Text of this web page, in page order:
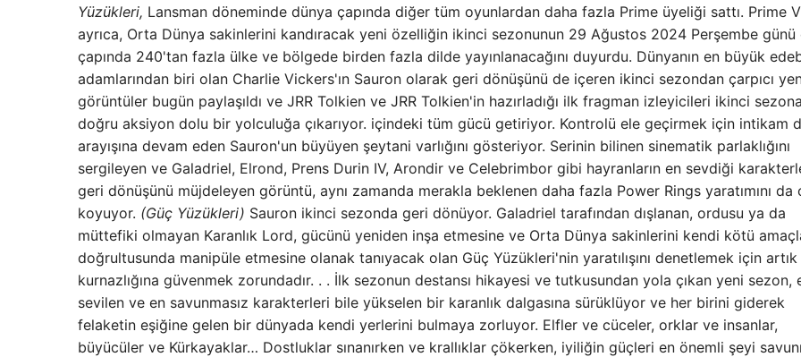
Yüzükleri, Lansman döneminde dünya çapında diğer tüm oyunlardan daha fazla Prime üyeliği sattı. Prime
ayrıca, Orta Dünya sakinlerini kandıracak yeni özelliğin ikinci sezonunun 29 Ağustos 2024 Perşembe günü
çapında 240'tan fazla ülke ve bölgede birden fazla dilde yayınlanacağını duyurdu. Dünyanın en büyük
adamlarından biri olan Charlie Vickers'ın Sauron olarak geri dönüşünü de içeren ikinci sezondan çarpıcı
görüntüler bugün paylaşıldı ve JRR Tolkien ve JRR Tolkien'in hazırladığı ilk fragman izleyicileri ikinci sezona
doğru aksiyon dolu bir yolculuğa çıkarıyor. içindeki tüm gücü getiriyor. Kontrolü ele geçirmek için intikam
arayışına devam eden Sauron'un büyüyen şeytani varlığını gösteriyor. Serinin bilinen sinematik parlaklığını
sergileyen ve Galadriel, Elrond, Prens Durin IV, Arondir ve Celebrimbor gibi hayranların en sevdiği
geri dönüşünü müjdeleyen görüntü, aynı zamanda merakla beklenen daha fazla Power Rings yaratımını da
koyuyor. (Güç Yüzükleri) Sauron ikinci sezonda geri dönüyor. Galadriel tarafından dışlanan, ordusu ya da
müttefiki olmayan Karanlık Lord, gücünü yeniden inşa etmesine ve Orta Dünya sakinlerini kendi kötü
doğrultusunda manipüle etmesine olanak tanıyacak olan Güç Yüzükleri'nin yaratılışını denetlemek için
kurnazlığına güvenmek zorundadır. . . İlk sezonun destansı hikayesi ve tutkusundan yola çıkan yeni sezon,
sevilen ve en savunmasız karakterleri bile yükselen bir karanlık dalgasına sürüklüyor ve her birini giderek
felaketin eşiğine gelen bir dünyada kendi yerlerini bulmaya zorluyor. Elfler ve cüceler, orklar ve insanlar,
büyücüler ve Kürkayaklar… Dostluklar sınanırken ve krallıklar çökerken, iyiliğin güçleri en önemli şeyi